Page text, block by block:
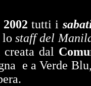
tutti i
lo staff del
dal
e a Verde